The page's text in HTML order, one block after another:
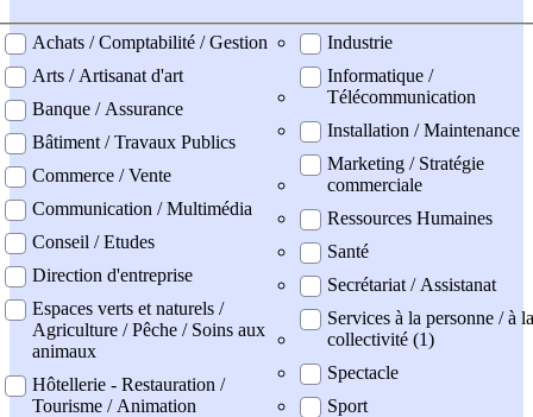
professionel
Achats / Comptabilité / Gestion
Arts / Artisanat d'art
Banque / Assurance
Bâtiment / Travaux Publics
Commerce / Vente
Communication / Multimédia
Conseil / Etudes
Direction d'entreprise
Espaces verts et naturels /
Agriculture / Pêche / Soins aux
animaux
Hôtellerie - Restauration /
Tourisme / Animation
Industrie
Informatique /
Télécommunication
Installation / Maintenance
Marketing / Stratégie
commerciale
Ressources Humaines
Santé
Secrétariat / Assistanat
Services à la personne / à la
collectivité (1)
Spectacle
Sport